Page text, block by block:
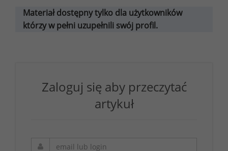
Materiał dostępny tylko dla użytkowników
którzy w pełni uzupełnili swój profil.
Zaloguj się aby przeczytać
artykuł